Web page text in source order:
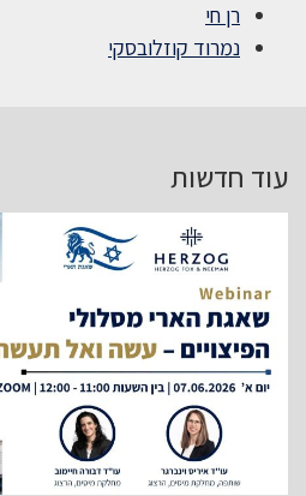
רן חי
נמרוד קוזלובסקי
עוד חדשות